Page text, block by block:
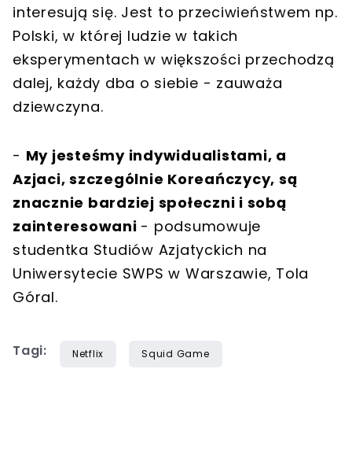
interesują się. Jest to przeciwieństwem np.
Polski, w której ludzie w takich
eksperymentach w większości przechodzą
dalej, każdy dba o siebie - zauważa
dziewczyna.
- My jesteśmy indywidualistami, a
Azjaci, szczególnie Koreańczycy, są
znacznie bardziej społeczni i sobą
zainteresowani - podsumowuje
studentka Studiów Azjatyckich na
Uniwersytecie SWPS w Warszawie, Tola
Góral.
Tagi: Netflix Squid Game